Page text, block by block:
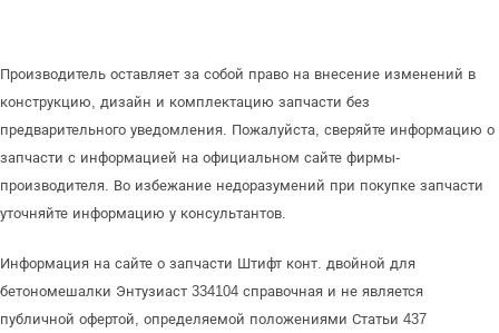
Производитель оставляет за собой право на внесение изменений в
конструкцию, дизайн и комплектацию запчасти без
предварительного уведомления. Пожалуйста, сверяйте информацию о
запчасти с информацией на официальном сайте фирмы-
производителя. Во избежание недоразумений при покупке запчасти
уточняйте информацию у консультантов.
Информация на сайте о запчасти Штифт конт. двойной для
бетономешалки Энтузиаст 334104 справочная и не является
публичной офертой, определяемой положениями Статьи 437